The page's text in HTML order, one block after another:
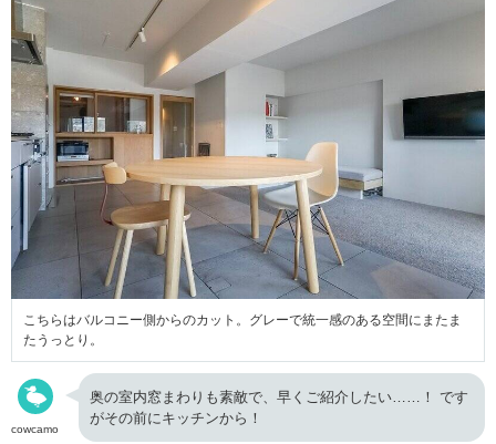
こちらはバルコニー側からのカット。グレーで統一感のある空間にまたま
たうっとり。
cowcamo
奥の室内窓まわりも素敵で、早くご紹介したい……！ です
がその前にキッチンから！